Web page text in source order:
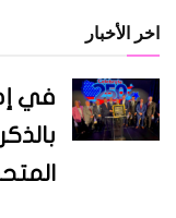
اخر الأخبار
في